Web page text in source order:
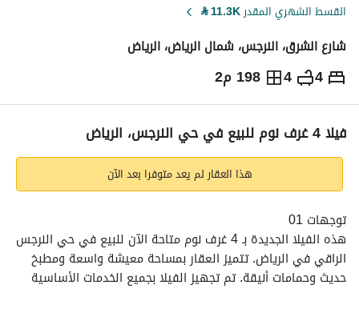
القسط الشهري المقدر11.3K
⃁
شارع الشرق، النرجس، شمال الرياض، الرياض
4
4 198 م2 ⃁
1,748,875
التفاصيل معلومات ترخيص الإعلان حاسبة التمويل فيلا 4 غرف نوم للبيع في حي النرجس، الرياض
هذا العقار لم يعد متوفرا بعد الآن
توجهات 01